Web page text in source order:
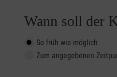
Wann soll der
So früh wie möglich
Zum angegebenen